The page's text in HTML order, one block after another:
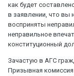
как будет
в заявлении, что вы
восприняты
неправильное
конституционный
Зачастую в АГС
Призывная